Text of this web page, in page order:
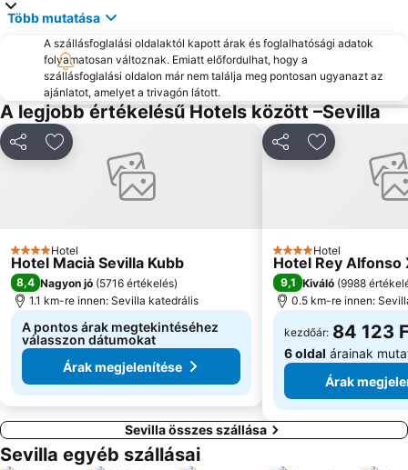
Több mutatása
A szállásfoglalási oldalaktól kapott árak és foglalhatósági adatok
folyamatosan változnak. Emiatt előfordulhat, hogy a
szállásfoglalási oldalon már nem találja meg pontosan ugyanazt az
ajánlatot, amelyet a trivagón látott.
A legjobb értékelésű Hotels között –Sevilla
MegosztásHozzáadás a kedvencekhez
4 Kategória
Hotel
Hotel Macià Sevilla Kubb
8,4 Nagyon jó (5716 értékelés)
1.1 km-re innen: Sevilla katedrális
A pontos árak megtekintéséhez
válasszon dátumokat
Árak megjelenítése
MegosztásHozzáadás
4 Kategória
Hotel
Hotel Rey Alfonso
9,1 Kiváló (9988
0.5 km-re innen:
kezdőár: 84 123
6 oldal árainak
Árak
Sevilla összes szállása
Sevilla egyéb szállásai